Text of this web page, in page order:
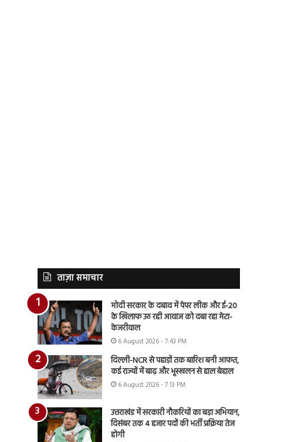
ताज़ा समाचार
मोदी सरकार के दबाव में पेपर लीक और ई-20
के खिलाफ उठ रही आवाज को दबा रहा मेटा-
केजरीवाल
6 August 2026 - 7:43 PM
दिल्ली-NCR से पहाड़ों तक बारिश बनी आफत,
कई राज्यों में बाढ़ और भूस्खलन से हाल बेहाल
6 August 2026 - 7:13 PM
उत्तराखंड में सरकारी नौकरियों का बड़ा अभियान,
दिसंबर तक 4 हजार पदों की भर्ती प्रक्रिया तेज
होगी